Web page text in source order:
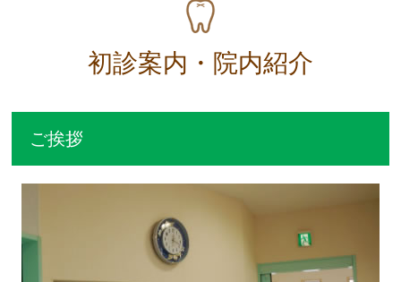
初診案内・院内紹介
ご挨拶